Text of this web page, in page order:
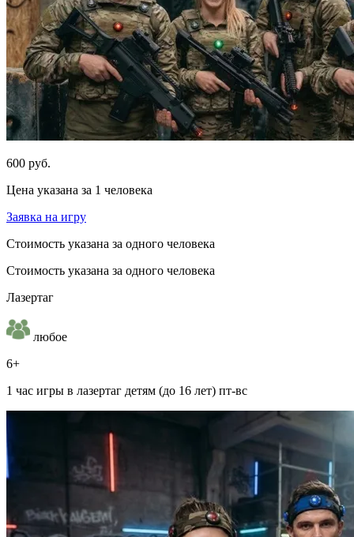
600 руб.
Цена указана за 1 человека
Заявка на игру
Стоимость указана за одного человека
Стоимость указана за одного человека
Лазертаг
любое
6+
1 час игры в лазертаг детям (до 16 лет) пт-вс